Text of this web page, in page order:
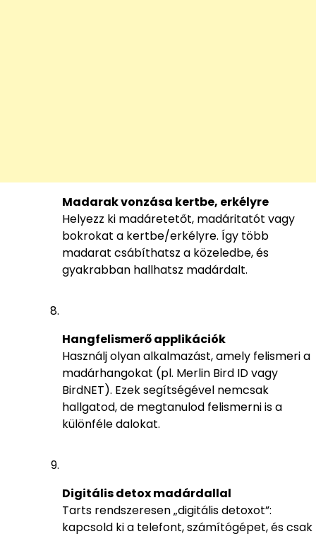
Madarak vonzása kertbe, erkélyre
Helyezz ki madáretetőt, madáritatót vagy
bokrokat a kertbe/erkélyre. Így több
madarat csábíthatsz a közeledbe, és
gyakrabban hallhatsz madárdalt.
Hangfelismerő applikációk
Használj olyan alkalmazást, amely felismeri a
madárhangokat (pl. Merlin Bird ID vagy
BirdNET). Ezek segítségével nemcsak
hallgatod, de megtanulod felismerni is a
különféle dalokat.
Digitális detox madárdallal
Tarts rendszeresen „digitális detoxot”:
kapcsold ki a telefont, számítógépet, és csak